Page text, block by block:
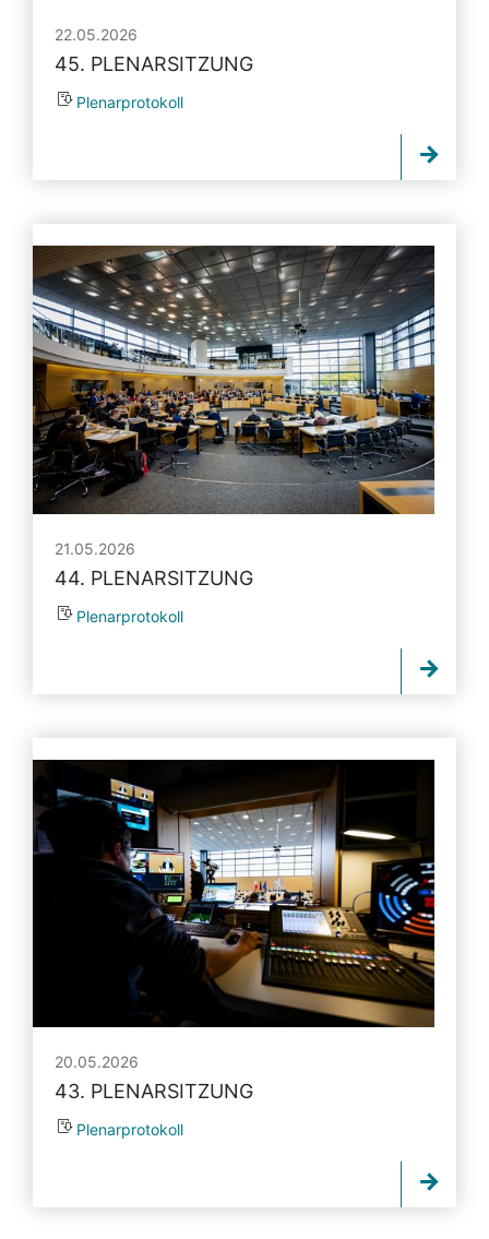
22.05.2026
45. PLENARSITZUNG
Plenarprotokoll
21.05.2026
44. PLENARSITZUNG
Plenarprotokoll
20.05.2026
43. PLENARSITZUNG
Plenarprotokoll